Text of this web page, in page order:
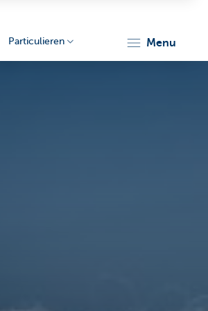
Particulieren menu